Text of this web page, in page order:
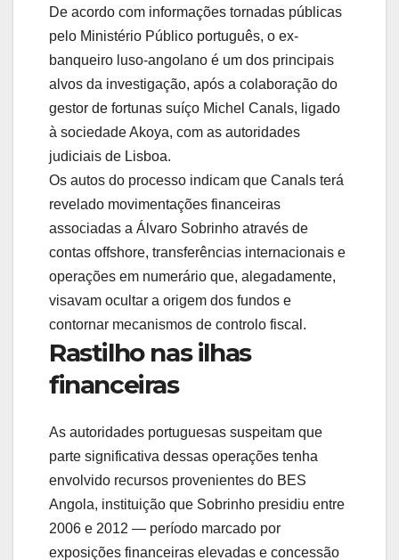
De acordo com informações tornadas públicas
pelo Ministério Público português, o ex-
banqueiro luso-angolano é um dos principais
alvos da investigação, após a colaboração do
gestor de fortunas suíço Michel Canals, ligado
à sociedade Akoya, com as autoridades
judiciais de Lisboa.
Os autos do processo indicam que Canals terá
revelado movimentações financeiras
associadas a Álvaro Sobrinho através de
contas offshore, transferências internacionais e
operações em numerário que, alegadamente,
visavam ocultar a origem dos fundos e
contornar mecanismos de controlo fiscal.
Rastilho nas ilhas
financeiras
As autoridades portuguesas suspeitam que
parte significativa dessas operações tenha
envolvido recursos provenientes do BES
Angola, instituição que Sobrinho presidiu entre
2006 e 2012 — período marcado por
exposições financeiras elevadas e concessão